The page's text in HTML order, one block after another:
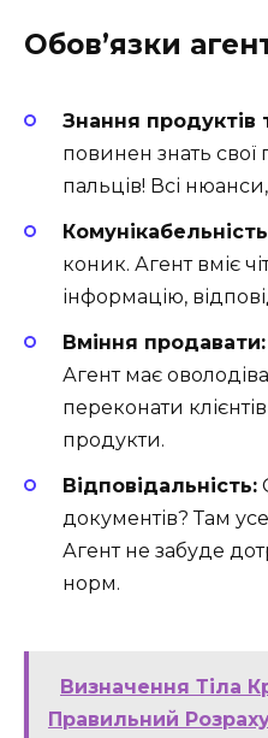
Обов’язки
Знання продуктів
повинен знать свої
пальців! Всі
коник. Агент вміє
інформацію,
Вміння продавати:
Агент має
переконати
продукти.
Відповідальність:
документів? Там усе
Агент не забуде
норм.
Визначення Тіла
Правильний